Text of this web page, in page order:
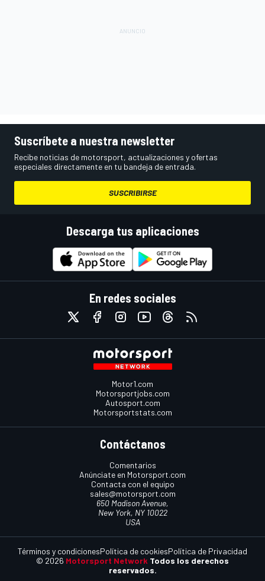
Suscríbete a nuestra newsletter
Recibe noticias de motorsport, actualizaciones y ofertas
especiales directamente en tu bandeja de entrada.
SUSCRIBIRSE
Descarga tus aplicaciones
En redes sociales
Motor1.com
Motorsportjobs.com
Autosport.com
Motorsportstats.com
Contáctanos
Comentarios
Anúnciate en Motorsport.com
Contacta con el equipo
sales@motorsport.com
650 Madison Avenue,
New York, NY 10022
USA
© 2026 Motorsport Network Todos los derechos
reservados.
Términos y condicionesPolítica de cookiesPolítica de Privacidad